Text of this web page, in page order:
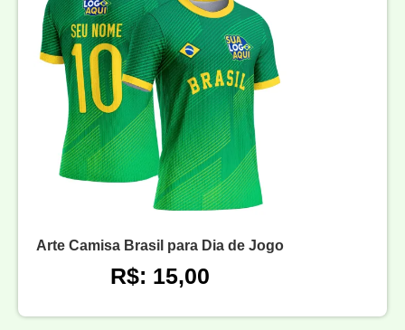
Arte Camisa Brasil para Dia de Jogo
R$: 15,00